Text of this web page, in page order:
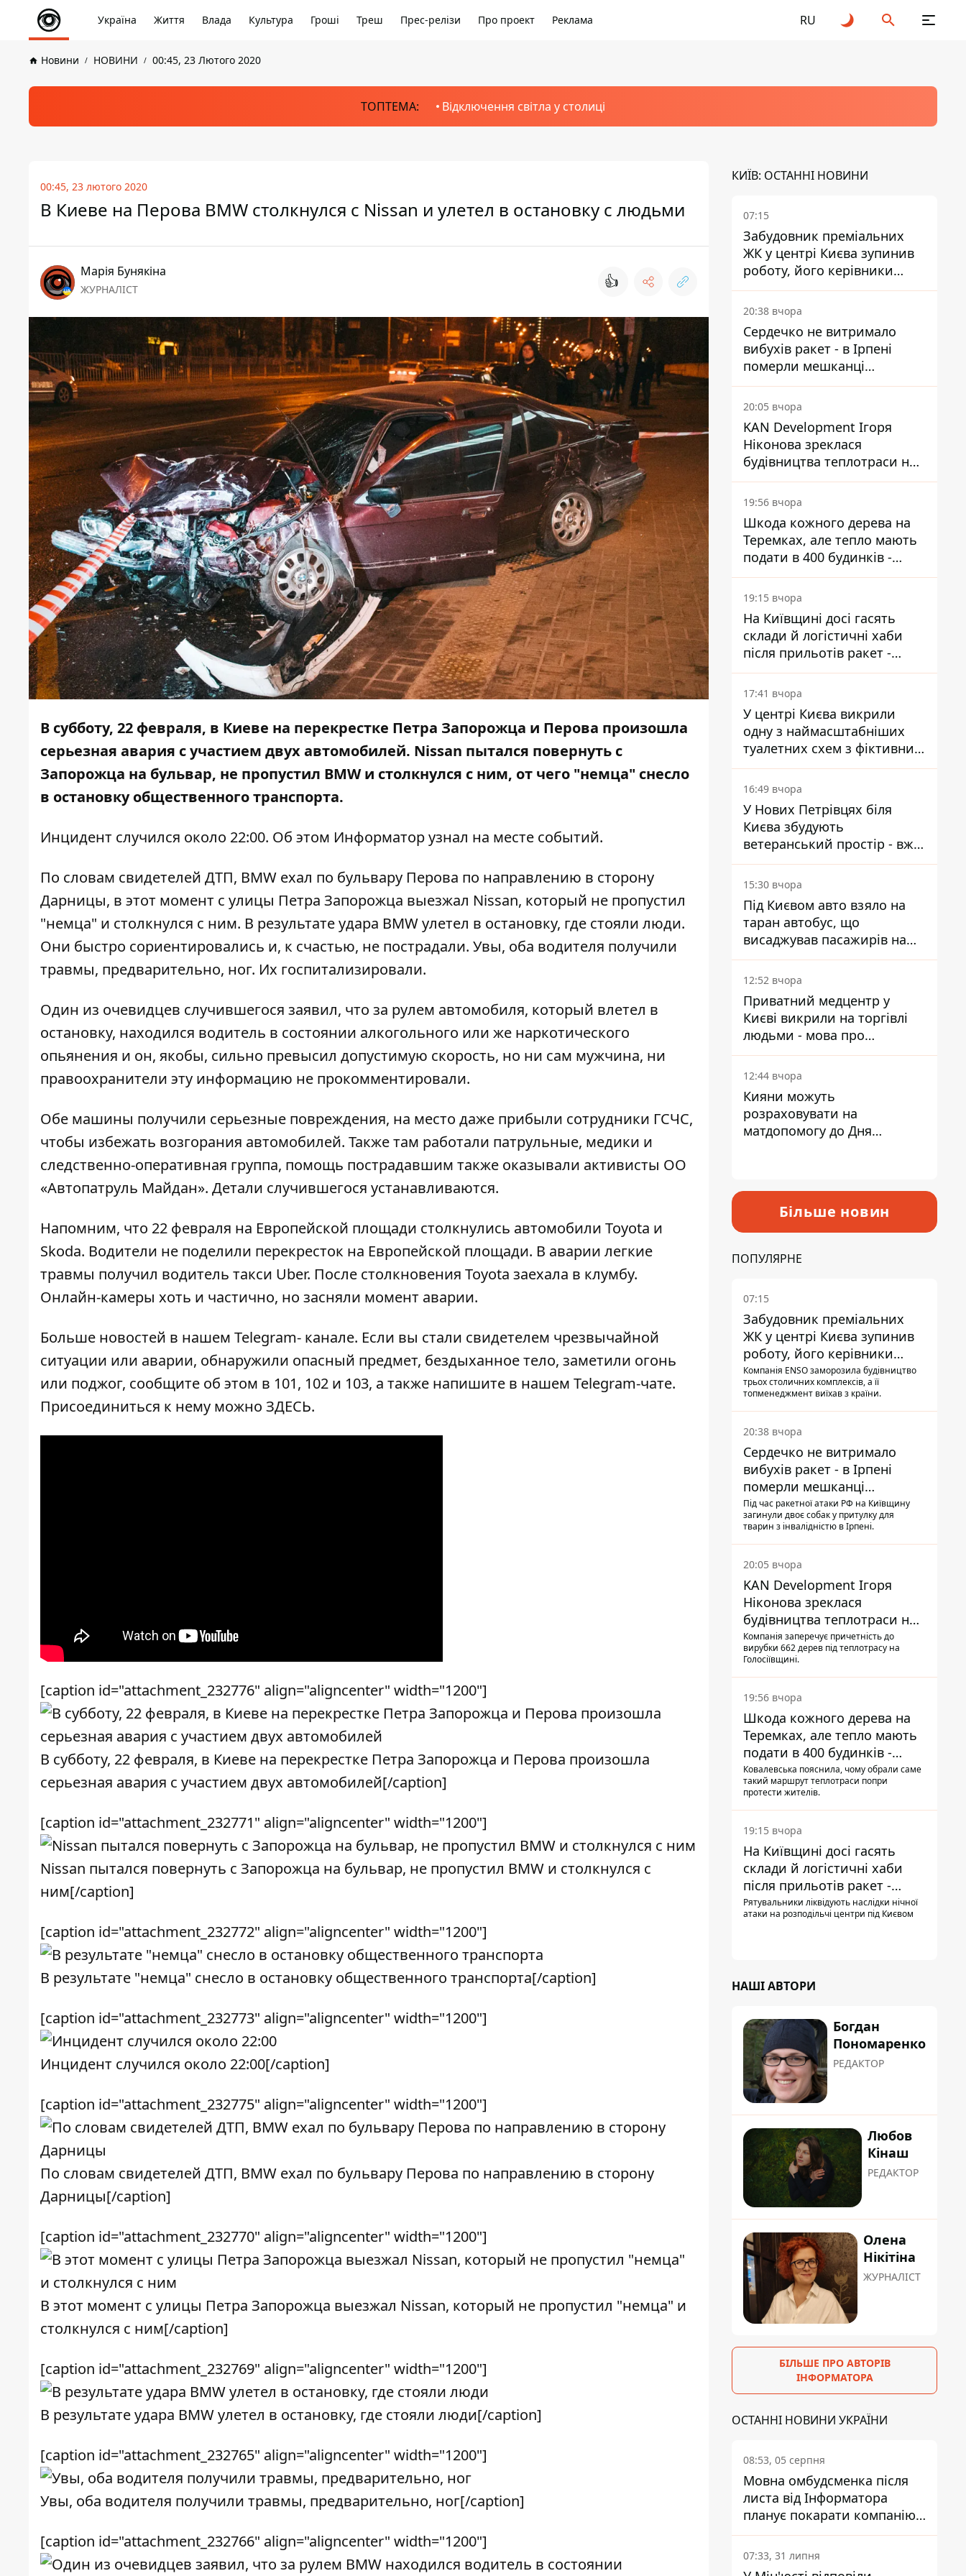
Україна Життя Влада Культура Гроші Треш Прес-релізи Про проект Реклама RU
Новини НОВИНИ 00:45, 23 Лютого 2020
ТОПТЕМА: Відключення світла у столиці
00:45, 23 лютого 2020
В Киеве на Перова BMW столкнулся с Nissan и улетел в остановку с людьми
Марія Бунякіна
ЖУРНАЛІСТ 👍
В субботу, 22 февраля, в Киеве на перекрестке Петра Запорожца и Перова произошла
серьезная авария с участием двух автомобилей. Nissan пытался повернуть с
Запорожца на бульвар, не пропустил BMW и столкнулся с ним, от чего "немца" снесло
в остановку общественного транспорта.
Инцидент случился около 22:00. Об этом Информаторузнал на месте событий.
По словам свидетелей ДТП, BMW ехал по бульвару Перова по направлению в сторону
Дарницы, в этот момент с улицы Петра Запорожца выезжал Nissan, который не пропустил
"немца" и столкнулся с ним. В результате удара BMW улетел в остановку, где стояли люди.
Они быстро сориентировались и, к счастью, не пострадали. Увы, оба водителя получили
травмы, предварительно, ног. Их госпитализировали.
Один из очевидцев случившегося заявил, что за рулем автомобиля, который влетел в
остановку, находился водитель в состоянии алкогольного или же наркотического
опьянения и он, якобы, сильно превысил допустимую скорость, но ни сам мужчина, ни
правоохранители эту информацию не прокомментировали.
Обе машины получили серьезные повреждения, на место даже прибыли сотрудники ГСЧС,
чтобы избежать возгорания автомобилей. Также там работали патрульные, медики и
следственно-оперативная группа, помощь пострадавшим также оказывали активисты ОО
«Автопатруль Майдан». Детали случившегося устанавливаются.
Напомним, что 22 февраля на Европейской площади столкнулись автомобили Toyota и
Skoda. Водители не поделили перекресток на Европейской площади. В аварии легкие
травмы получил водитель такси Uber. После столкновения Toyota заехала в клумбу.
Онлайн-камеры хоть и частично, но засняли момент аварии.
Больше новостей в нашем Telegram- канале. Если вы стали свидетелем чрезвычайной
ситуации или аварии, обнаружили опасный предмет, бездыханное тело, заметили огонь
или поджог, сообщите об этом в 101, 102 и 103, а также напишите в нашем Telegram-чате.
Присоединиться к нему можно ЗДЕСЬ.
[caption id="attachment_232776" align="aligncenter" width="1200"]
В субботу, 22 февраля, в Киеве на перекрестке Петра Запорожца и Перова произошла
серьезная авария с участием двух автомобилей[/caption]
[caption id="attachment_232771" align="aligncenter" width="1200"]
Nissan пытался повернуть с Запорожца на бульвар, не пропустил BMW и столкнулся с
ним[/caption]
[caption id="attachment_232772" align="aligncenter" width="1200"]
В результате "немца" снесло в остановку общественного транспорта[/caption]
[caption id="attachment_232773" align="aligncenter" width="1200"]
Инцидент случился около 22:00[/caption]
[caption id="attachment_232775" align="aligncenter" width="1200"]
По словам свидетелей ДТП, BMW ехал по бульвару Перова по направлению в сторону
Дарницы[/caption]
[caption id="attachment_232770" align="aligncenter" width="1200"]
В этот момент с улицы Петра Запорожца выезжал Nissan, который не пропустил "немца" и
столкнулся с ним[/caption]
[caption id="attachment_232769" align="aligncenter" width="1200"]
В результате удара BMW улетел в остановку, где стояли люди[/caption]
[caption id="attachment_232765" align="aligncenter" width="1200"]
Увы, оба водителя получили травмы, предварительно, ног[/caption]
[caption id="attachment_232766" align="aligncenter" width="1200"]
КИЇВ: ОСТАННІ НОВИНИ
07:15
Забудовник преміальних
ЖК у центрі Києва зупинив
роботу, його керівники
втекли з України - Bihus.info
20:38 вчора
Сердечко не витримало
вибухів ракет - в Ірпені
померли мешканці
притулку для собак з
інвалідністю
20:05 вчора
KAN Development Ігоря
Ніконова зреклася
будівництва теплотраси на
Теремках
19:56 вчора
Шкода кожного дерева на
Теремках, але тепло мають
подати в 400 будинків -
депутатка Київради
19:15 вчора
На Київщині досі гасять
склади й логістичні хаби
після прильотів ракет -
ДСНС
17:41 вчора
У центрі Києва викрили
одну з наймасштабніших
туалетних схем з фіктивним
будинком
16:49 вчора
У Нових Петрівцях біля
Києва збудують
ветеранський простір - вже
знайшли проєктанта
15:30 вчора
Під Києвом авто взяло на
таран автобус, що
висаджував пасажирів на
зупинці - пасажирка в
лікарні
12:52 вчора
Приватний медцентр у
Києві викрили на торгівлі
людьми - мова про
сурогатне материнство
12:44 вчора
Кияни можуть
розраховувати на
матдопомогу до Дня
Більше новин
ПОПУЛЯРНЕ
07:15
Забудовник преміальних
ЖК у центрі Києва зупинив
роботу, його керівники
втекли з України - Bihus.info
Компанія ENSO заморозила будівництво
трьох столичних комплексів, а її
топменеджмент виїхав з країни.
20:38 вчора
Сердечко не витримало
вибухів ракет - в Ірпені
померли мешканці
притулку для собак з
інвалідністю
Під час ракетної атаки РФ на Київщину
загинули двоє собак у притулку для
тварин з інвалідністю в Ірпені.
20:05 вчора
KAN Development Ігоря
Ніконова зреклася
будівництва теплотраси на
Теремках
Компанія заперечує причетність до
вирубки 662 дерев під теплотрасу на
Голосіївщині.
19:56 вчора
Шкода кожного дерева на
Теремках, але тепло мають
подати в 400 будинків -
депутатка Київради
Ковалевська пояснила, чому обрали саме
такий маршрут теплотраси попри
протести жителів.
19:15 вчора
На Київщині досі гасять
склади й логістичні хаби
після прильотів ракет -
ДСНС
Рятувальники ліквідують наслідки нічної
атаки на розподільчі центри під Києвом
НАШІ АВТОРИ
Богдан
Пономаренко
РЕДАКТОР
Любов
Кінаш
РЕДАКТОР
Олена
Нікітіна
ЖУРНАЛІСТ
БІЛЬШЕ ПРО АВТОРІВ
ІНФОРМАТОРА
ОСТАННІ НОВИНИ УКРАЇНИ
08:53, 05 серпня
Мовна омбудсменка після
листа від Інформатора
планує покарати компанію-
підрядника ПриватБанку
07:33, 31 липня